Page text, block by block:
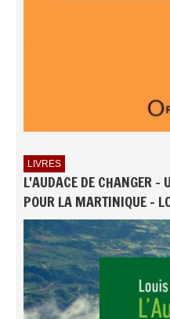
LIVRES
L'AUDACE DE CHANGER -
POUR LA MARTINIQUE -